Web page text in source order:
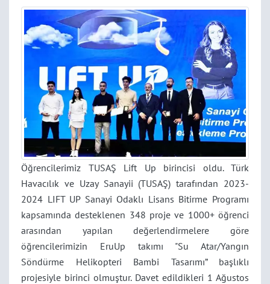
Öğrencilerimiz TUSAŞ Lift Up birincisi oldu. Türk
Havacılık ve Uzay Sanayii (TUSAŞ) tarafından 2023-
2024 LIFT UP Sanayi Odaklı Lisans Bitirme Programı
kapsamında desteklenen 348 proje ve 1000+ öğrenci
arasından yapılan değerlendirmelere göre
öğrencilerimizin EruUp takımı "Su Atar/Yangın
Söndürme Helikopteri Bambi Tasarımı” başlıklı
projesiyle birinci olmuştur. Davet edildikleri 1 Ağustos